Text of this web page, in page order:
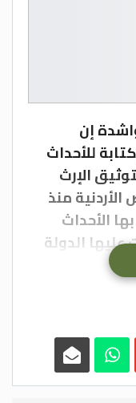
إن
للأحداث
الإرث
منذ
الأحداث
الدولة
ثقافة
النادي
الكرك،